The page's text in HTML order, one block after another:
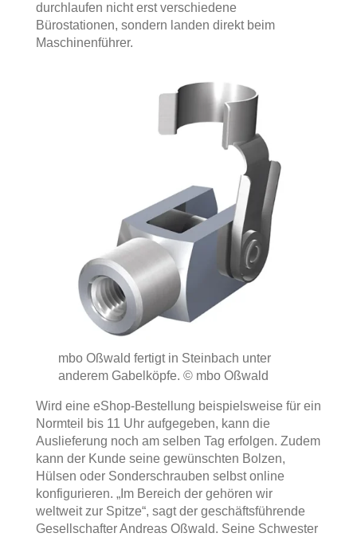
durchlaufen nicht erst verschiedene
Bürostationen, sondern landen direkt beim
Maschinenführer.
mbo Oßwald fertigt in Steinbach unter
anderem Gabelköpfe.© mbo Oßwald
Wird eine eShop-Bestellung beispielsweise für ein
Normteil bis 11 Uhr aufgegeben, kann die
Auslieferung noch am selben Tag erfolgen. Zudem
kann der Kunde seine gewünschten Bolzen,
Hülsen oder Sonderschrauben selbst online
konfigurieren. „Im Bereich der gehören wir
weltweit zur Spitze“, sagt der geschäftsführende
Gesellschafter Andreas Oßwald. Seine Schwester